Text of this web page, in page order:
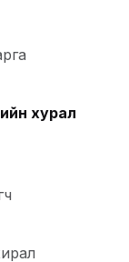
хурал